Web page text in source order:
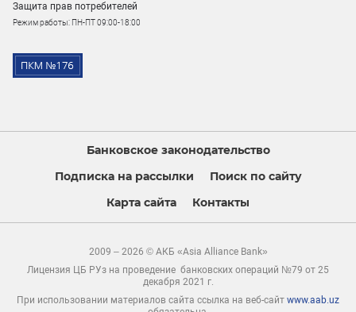
Защита прав потребителей
Режим работы: ПН-ПТ 09:00-18:00
Банковское законодательство
Подписка на рассылки
Поиск по сайту
Карта сайта
Контакты
2009 – 2026 © АКБ «Asia Alliance Bank»
Лицензия ЦБ РУз на проведение банковских операций №79 от 25
декабря 2021 г.
При использовании материалов сайта ссылка на веб-сайт www.aab.uz